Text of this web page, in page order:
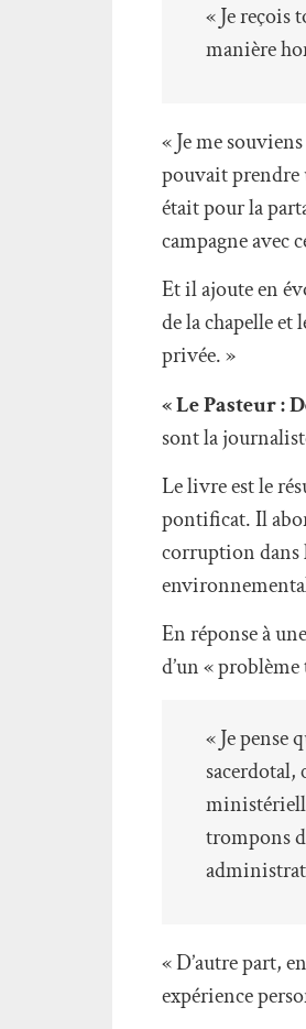
« Je reçois
manière
« Je me
pouvait prendre
était pour la
campagne avec
Et il ajoute en
de la chapelle et
privée. »
« Le Pasteur :
sont la
Le livre est le
pontificat. Il
corruption dans
En réponse à
d’un «
« Je pense
sacerdotal,
trompons
« D’autre part,
expérience